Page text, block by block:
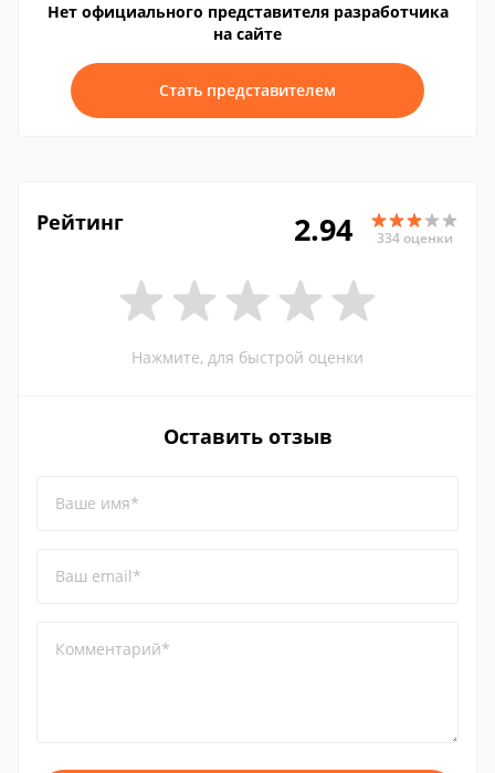
Нет официального представителя разработчика
на сайте
Стать представителем
Рейтинг 2.94 334 оценки
Нажмите, для быстрой оценки
Оставить отзыв
Ваше имя*
Ваш email*
Комментарий*